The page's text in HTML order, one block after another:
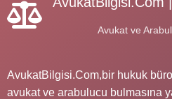
Avukat ve
AvukatBilgisi.Com,bir hukuk
avukat ve arabulucu bulmasına